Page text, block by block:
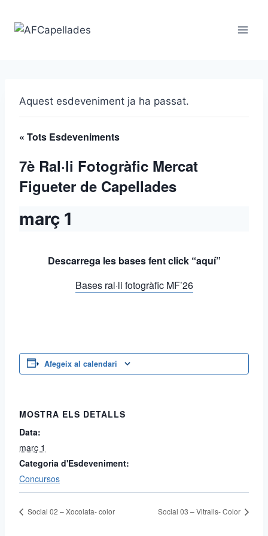
Aquest esdeveniment ja ha passat.
« Tots Esdeveniments
7è Ral·li Fotogràfic Mercat
Figueter de Capellades
març 1
Descarrega les bases fent click “aquí”
Bases ral·li fotogràfic MF’26
Afegeix al calendari
MOSTRA ELS DETALLS
Data:
març 1
Categoria d'Esdeveniment:
Concursos
Social 02 – Xocolata- color Social 03 – Vitralls- Color